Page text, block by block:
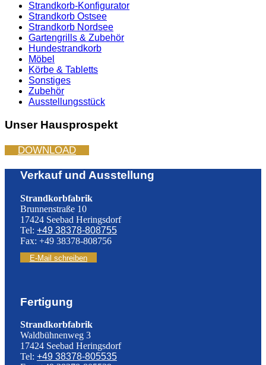
Strandkorb-Konfigurator
Strandkorb Ostsee
Strandkorb Nordsee
Gartengrills & Zubehör
Hundestrandkorb
Möbel
Körbe & Tabletts
Sonstiges
Zubehör
Ausstellungsstück
Unser Hausprospekt
DOWNLOAD
Verkauf und Ausstellung
Strandkorbfabrik
Brunnenstraße 10
17424 Seebad Heringsdorf
Tel: +49 38378-808755
Fax: +49 38378-808756
E-Mail schreiben
Fertigung
Strandkorbfabrik
Waldbühnenweg 3
17424 Seebad Heringsdorf
Tel: +49 38378-805535